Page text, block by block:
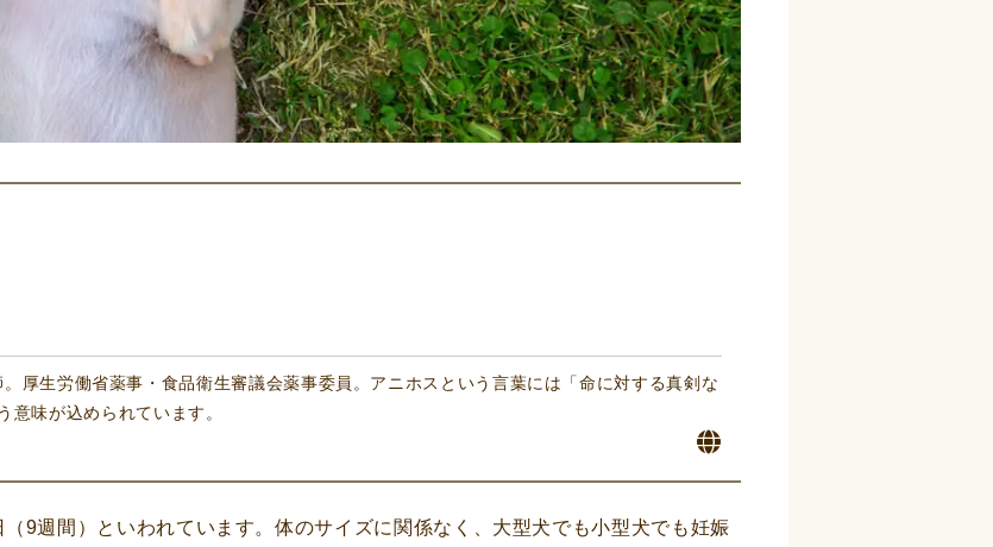
厚生労働省薬事・食品衛生審議会薬事委員。アニホスという言葉には「命に対する真剣な
意味が込められています。
9週間）といわれています。体のサイズに関係なく、大型犬でも小型犬でも妊娠